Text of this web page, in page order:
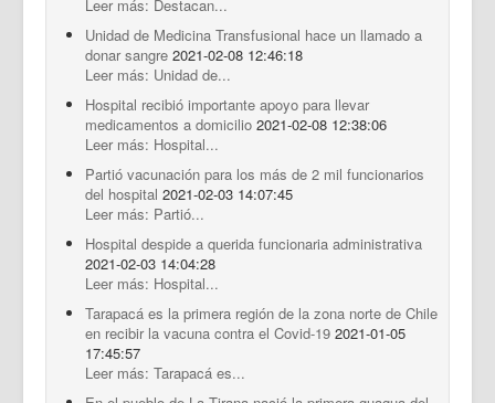
Leer más: Destacan...
Unidad de Medicina Transfusional hace un llamado a
donar sangre 2021-02-08 12:46:18
Leer más: Unidad de...
Hospital recibió importante apoyo para llevar
medicamentos a domicilio 2021-02-08 12:38:06
Leer más: Hospital...
Partió vacunación para los más de 2 mil funcionarios
del hospital 2021-02-03 14:07:45
Leer más: Partió...
Hospital despide a querida funcionaria administrativa
2021-02-03 14:04:28
Leer más: Hospital...
Tarapacá es la primera región de la zona norte de Chile
en recibir la vacuna contra el Covid-19 2021-01-05
17:45:57
Leer más: Tarapacá es...